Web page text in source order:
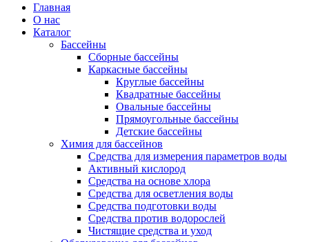
Главная
О нас
Каталог
Бассейны
Сборные бассейны
Каркасные бассейны
Круглые бассейны
Квадратные бассейны
Овальные бассейны
Прямоугольные бассейны
Детские бассейны
Химия для бассейнов
Средства для измерения параметров воды
Активный кислород
Средства на основе хлора
Средства для осветления воды
Средства подготовки воды
Средства против водорослей
Чистящие средства и уход